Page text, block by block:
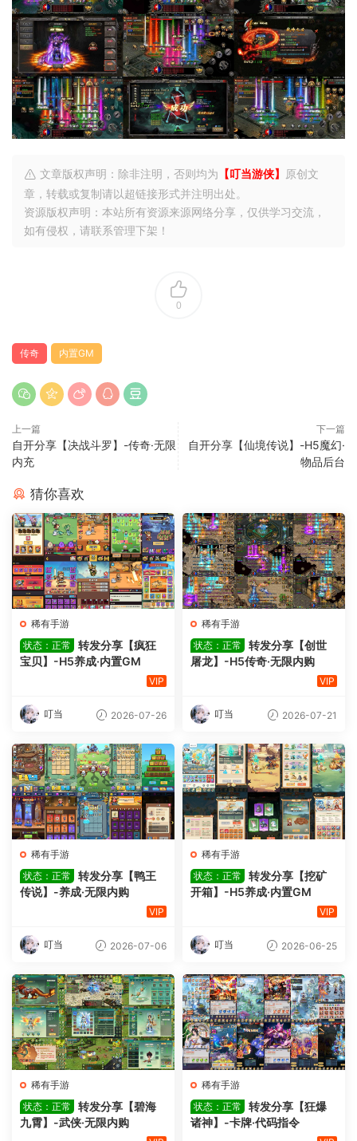
文章版权声明：除非注明，否则均为 【叮当游侠】
原创文
章，转载或复制请以超链接形式并注明出处。
资源版权声明：本站所有资源来源网络分享，仅供学习交流，
如有侵权，请联系管理下架！
0
传奇 内置GM
上一篇
自开分享【决战斗罗】-传奇·无限
内充
下一篇
自开分享【仙境传说】-H5魔幻·
物品后台
猜你喜欢
稀有手游
状态：正常
转发分享【疯狂
宝贝】-H5养成·内置GM
VIP
叮当 2026-07-26
稀有手游
状态：正常
转发分享【创世
屠龙】-H5传奇·无限内购
VIP
叮当 2026-07-21
稀有手游
状态：正常
转发分享【鸭王
传说】-养成·无限内购
VIP
叮当 2026-07-06
稀有手游
状态：正常
转发分享【挖矿
开箱】-H5养成·内置GM
VIP
叮当 2026-06-25
稀有手游
状态：正常
转发分享【碧海
九霄】-武侠·无限内购
稀有手游
状态：正常
转发分享【狂爆
诸神】-卡牌·代码指令